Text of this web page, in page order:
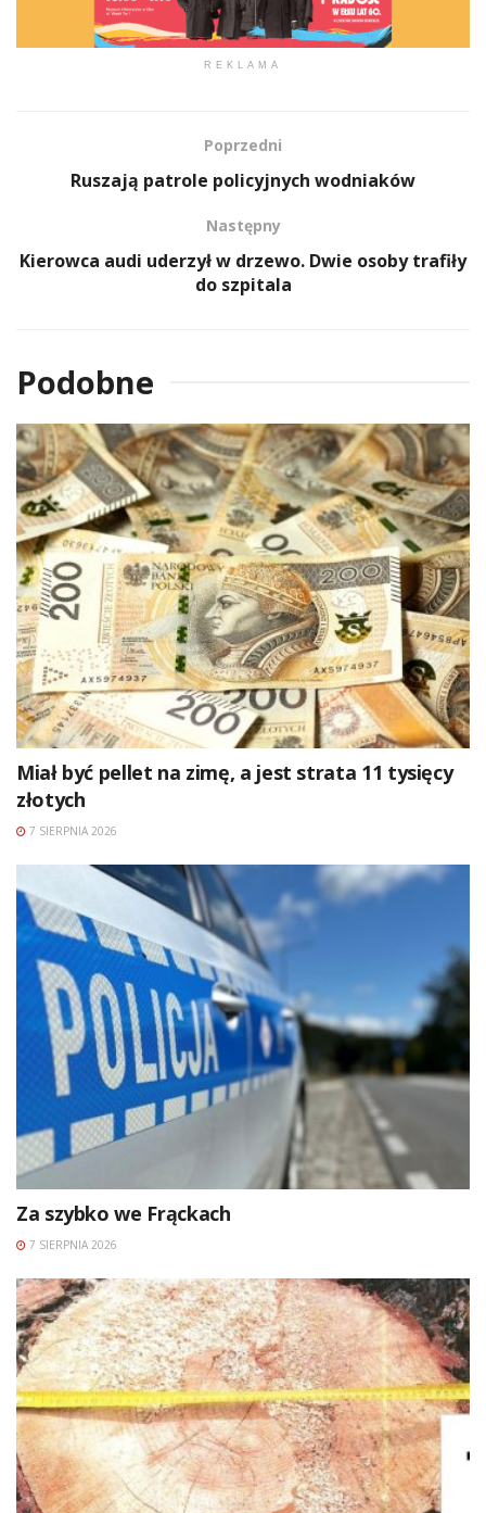
REKLAMA
Poprzedni
Ruszają patrole policyjnych wodniaków
Następny
Kierowca audi uderzył w drzewo. Dwie osoby trafiły
do szpitala
Podobne
Miał być pellet na zimę, a jest strata 11 tysięcy
złotych
7 SIERPNIA 2026
Za szybko we Frąckach
7 SIERPNIA 2026